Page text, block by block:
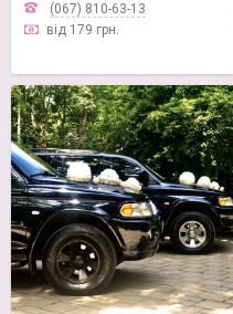
(067) 810-63-13
від 179 грн.